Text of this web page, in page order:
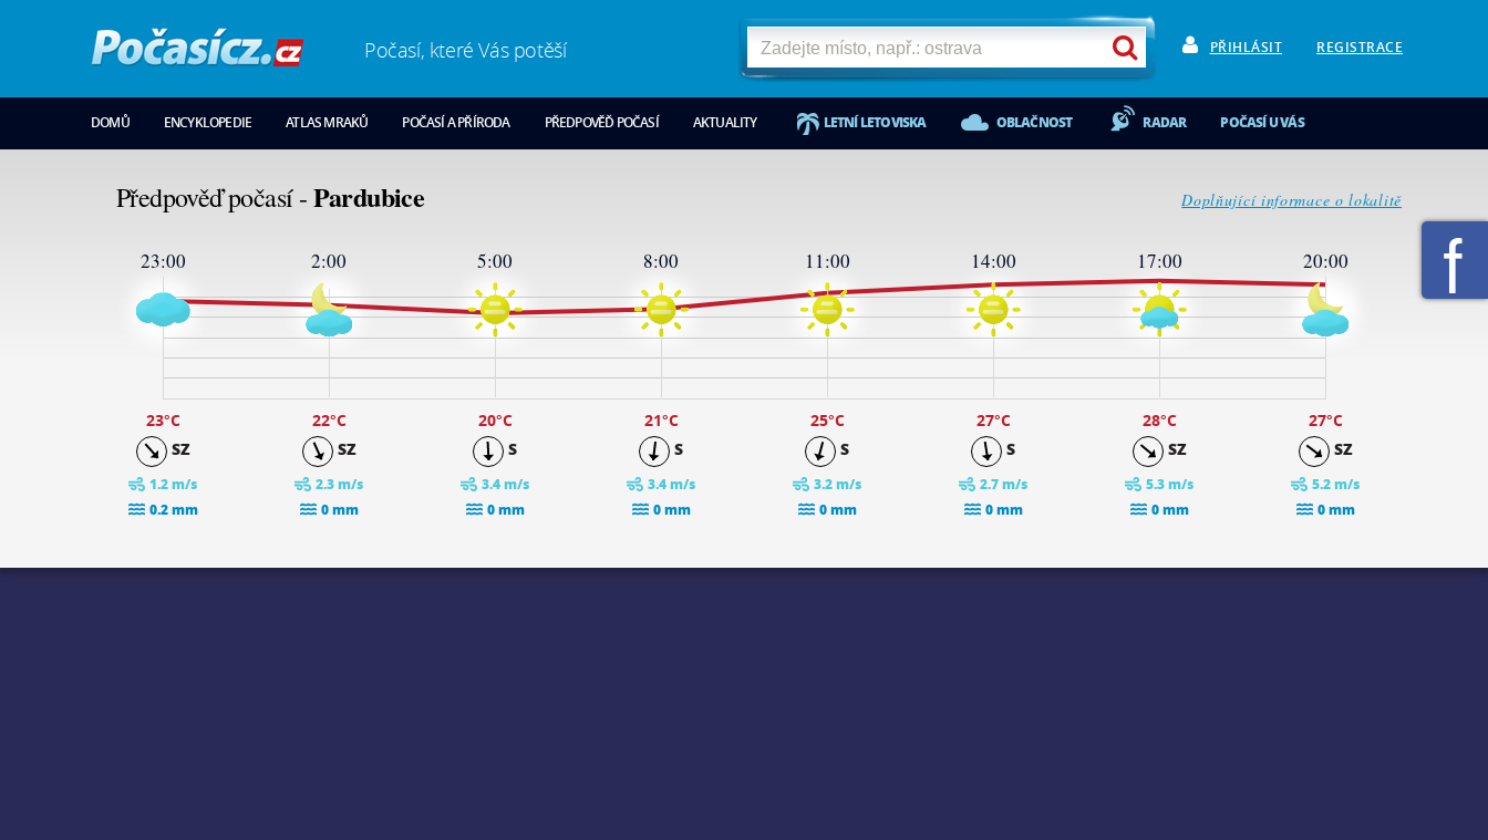
Počasí, které Vás potěší PŘIHLÁSIT REGISTRACE
DOMŮ ENCYKLOPEDIE ATLAS MRAKŮ POČASÍ A PŘÍRODA PŘEDPOVĚĎ POČASÍ AKTUALITY LETNÍ LETOVISKA OBLAČNOST RADAR POČASÍ U VÁS
Předpověď počasí -Pardubice Doplňující informace o lokalitě
23:00
23°C
SZ
1.2 m/s
0.2 mm
2:00
22°C
SZ
2.3 m/s
0 mm
5:00
20°C
S
3.4 m/s
0 mm
8:00
21°C
S
3.4 m/s
0 mm
11:00
25°C
S
3.2 m/s
0 mm
14:00
27°C
S
2.7 m/s
0 mm
17:00
28°C
SZ
5.3 m/s
0 mm
20:00
27°C
SZ
5.2 m/s
0 mm
29
24
19